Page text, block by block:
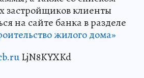
застройщиков клиенты
на сайте банка в разделе
жилого дома»
LjN8KYXKd